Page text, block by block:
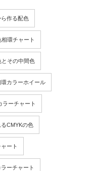
作る配色
環チャート
その中間色
カラーホイール
ラーチャート
CMYKの色
ート
ーチャート